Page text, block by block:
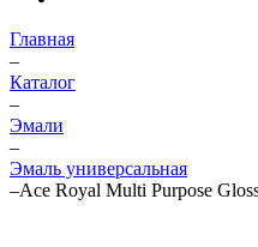
Главная
–
Каталог
–
Эмали
–
Эмаль универсальная
–Ace Royal Multi Purpose